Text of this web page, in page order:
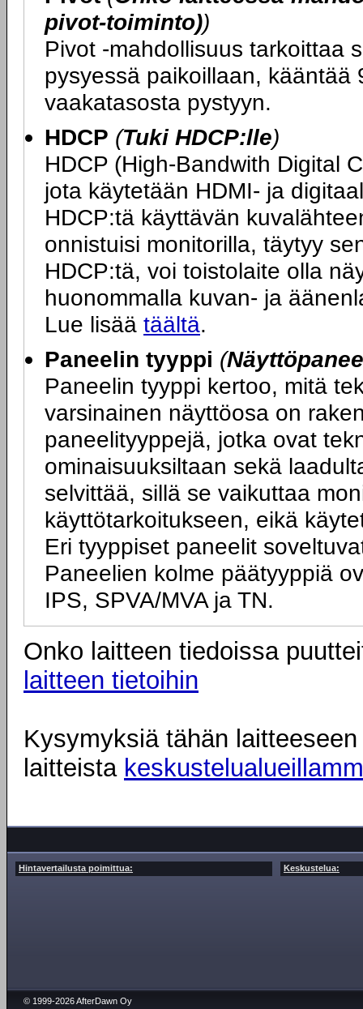
pivot-toiminto))
Pivot -mahdollisuus tarkoittaa
pysyessä paikoillaan,
vaakatasosta pystyyn.
HDCP (Tuki HDCP:lle)
HDCP (High-Bandwith Digital
jota käytetään HDMI- ja
HDCP:tä käyttävän
onnistuisi monitorilla, täytyy
HDCP:tä, voi toistolaite olla
huonommalla kuvan- ja
Lue lisää täältä.
Paneelin tyyppi (
Paneelin tyyppi kertoo, mitä
varsinainen näyttöosa on
paneelityyppejä, jotka ovat
ominaisuuksiltaan sekä
selvittää, sillä se vaikuttaa
käyttötarkoitukseen, eikä
Eri tyyppiset paneelit
Paneelien kolme päätyyppiä
IPS, SPVA/MVA ja TN.
Onko laitteen tiedoissa
laitteen tietoihin
Kysymyksiä tähän
laitteista
Hintavertailusta poimittua: Keskustelua:
© 1999-2026 AfterDawn Oy